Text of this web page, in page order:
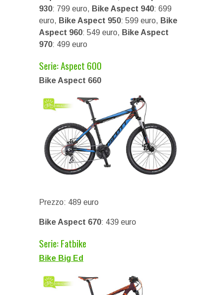
930: 799 euro, Bike Aspect 940: 699
euro, Bike Aspect 950: 599 euro, Bike
Aspect 960: 549 euro, Bike Aspect
970: 499 euro
Serie: Aspect 600
Bike Aspect 660
Prezzo: 489 euro
Bike Aspect 670: 439 euro
Serie: Fatbike
Bike Big Ed